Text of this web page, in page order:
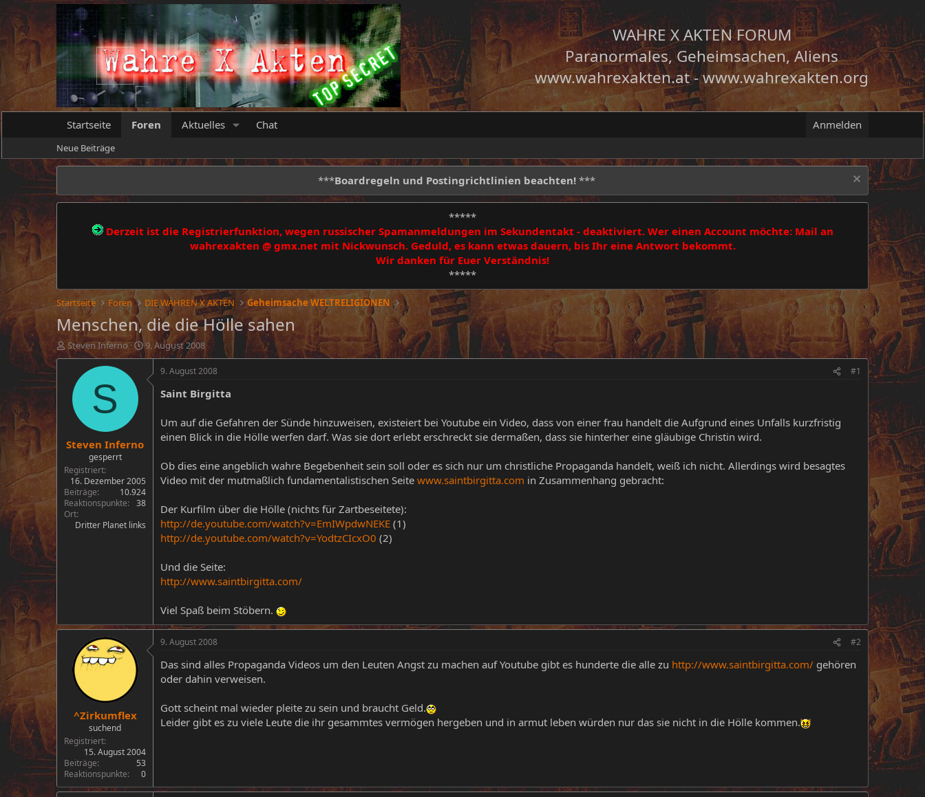
WAHRE X AKTEN FORUM
Paranormales, Geheimsachen, Aliens
www.wahrexakten.at-www.wahrexakten.org
Startseite Foren Aktuelles Chat Anmelden
Neue Beiträge
***Boardregeln und Postingrichtlinien beachten! ***
*****
Derzeit ist die Registrierfunktion, wegen russischer Spamanmeldungen im Sekundentakt - deaktiviert. Wer einen Account möchte: Mail an
wahrexakten @ gmx.net mit Nickwunsch. Geduld, es kann etwas dauern, bis Ihr eine Antwort bekommt.
Wir danken für Euer Verständnis!
*****
Startseite Foren DIE WAHREN X AKTEN Geheimsache WELTRELIGIONEN
Menschen, die die Hölle sahen
E
r
r
Steven Inferno
E
r
t
9. August 2008
S
Steven Inferno
gesperrt
Registriert
16. Dezember 2005
Beiträge
10.924
Reaktionspunkte
38
Ort
Dritter Planet links
9. August 2008 #1
Saint Birgitta
Um auf die Gefahren der Sünde hinzuweisen, existeiert bei Youtube ein Video, dass von einer frau handelt die Aufgrund eines Unfalls kurzfristig
einen Blick in die Hölle werfen darf. Was sie dort erlebt erschreckt sie dermaßen, dass sie hinterher eine gläubige Christin wird.
Ob dies eine angeblich wahre Begebenheit sein soll oder es sich nur um christliche Propaganda handelt, weiß ich nicht. Allerdings wird besagtes
Video mit der mutmaßlich fundamentalistischen Seite www.saintbirgitta.com in Zusammenhang gebracht:
Der Kurfilm über die Hölle (nichts für Zartbeseitete):
http://de.youtube.com/watch?v=EmIWpdwNEKE (1)
http://de.youtube.com/watch?v=YodtzCIcxO0 (2)
Und die Seite:
http://www.saintbirgitta.com/
Viel Spaß beim Stöbern.
^Zirkumflex
suchend
Registriert
15. August 2004
Beiträge
53
Reaktionspunkte
0
9. August 2008 #2
Das sind alles Propaganda Videos um den Leuten Angst zu machen auf Youtube gibt es hunderte die alle zu http://www.saintbirgitta.com/ gehören
oder dahin verweisen.
Gott scheint mal wieder pleite zu sein und braucht Geld.
Leider gibt es zu viele Leute die ihr gesammtes vermögen hergeben und in armut leben würden nur das sie nicht in die Hölle kommen.